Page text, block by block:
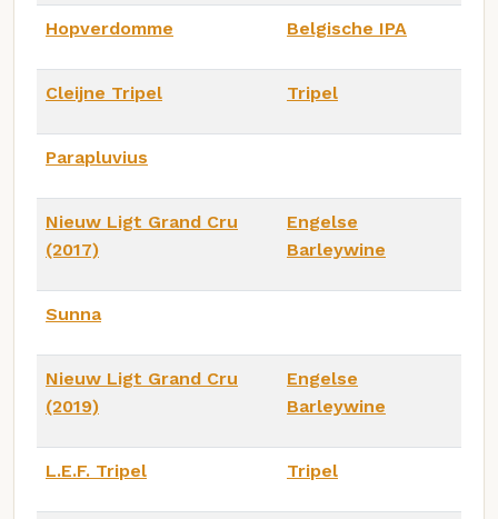
Hopverdomme Belgische IPA
Cleijne Tripel Tripel
Parapluvius
Nieuw Ligt Grand Cru
(2017)
Engelse
Barleywine
Sunna
Nieuw Ligt Grand Cru
(2019)
Engelse
Barleywine
L.E.F. Tripel Tripel